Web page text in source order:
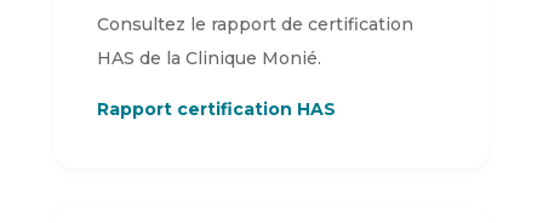
Consultez le rapport de certification
HAS de la Clinique Monié.
Rapport certification HAS